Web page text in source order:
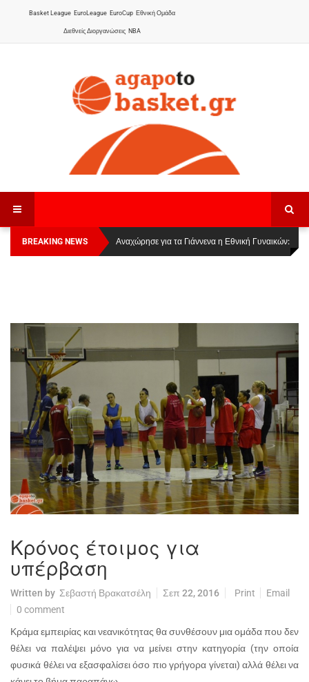
Basket League EuroLeague EuroCup Εθνική Ομάδα
Διεθνείς Διοργανώσεις NBA
BREAKING NEWS
Οι Πάνθηρες Καβάλας στην Women Basketball
League 1
Αναχώρησε για τα Γιάννενα η Εθνική Γυναικών:
Κρόνος έτοιμος για
υπέρβαση
Written by Σεβαστή Βρακατσέλη Σεπ 22, 2016 Print
Email
0 comment
Κράμα εμπειρίας και νεανικότητας θα συνθέσουν μια ομάδα που δεν
θέλει να παλέψει μόνο για να μείνει στην κατηγορία (την οποία
φυσικά θέλει να εξασφαλίσει όσο πιο γρήγορα γίνεται) αλλά θέλει να